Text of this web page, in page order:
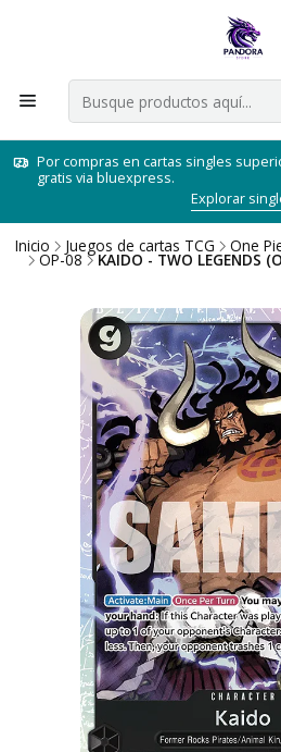
Por compras en cartas singles
gratis via bluexpress.
Explorar
Inicio Juegos de cartas TCG One
OP-08 KAIDO - TWO LEGENDS